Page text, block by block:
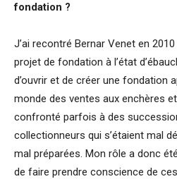
fondation ?
J’ai recontré Bernar Venet en
projet de fondation à l’état
d’ouvrir et de créer une fondation
monde des ventes aux enchères et
confronté parfois à des
collectionneurs qui s’étaient mal
mal préparées. Mon rôle a donc
de faire prendre conscience de